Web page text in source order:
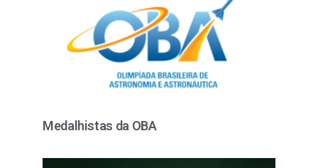
Medalhistas da OBA